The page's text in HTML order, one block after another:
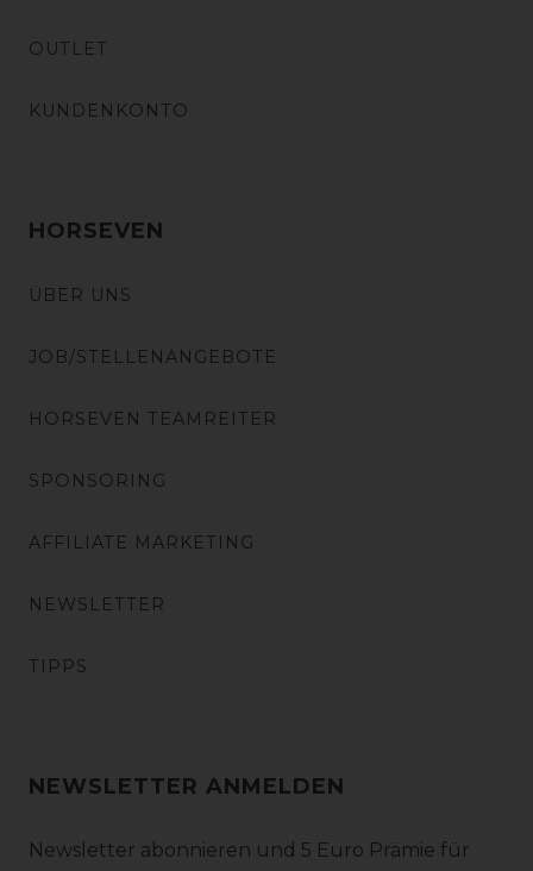
OUTLET
KUNDENKONTO
HORSEVEN
ÜBER UNS
JOB/STELLENANGEBOTE
HORSEVEN TEAMREITER
SPONSORING
AFFILIATE MARKETING
NEWSLETTER
TIPPS
NEWSLETTER ANMELDEN
Newsletter abonnieren und 5 Euro Prämie für